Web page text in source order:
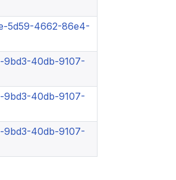
5d59-4662-86e4-
9bd3-40db-9107-
9bd3-40db-9107-
9bd3-40db-9107-